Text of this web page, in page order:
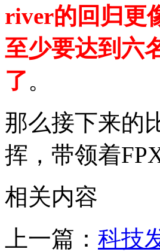
river的回归更
至少要达到六
了。
那么接下来的
挥，带领着
相关内容
上一篇： 科技